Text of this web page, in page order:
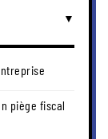
piège fiscal